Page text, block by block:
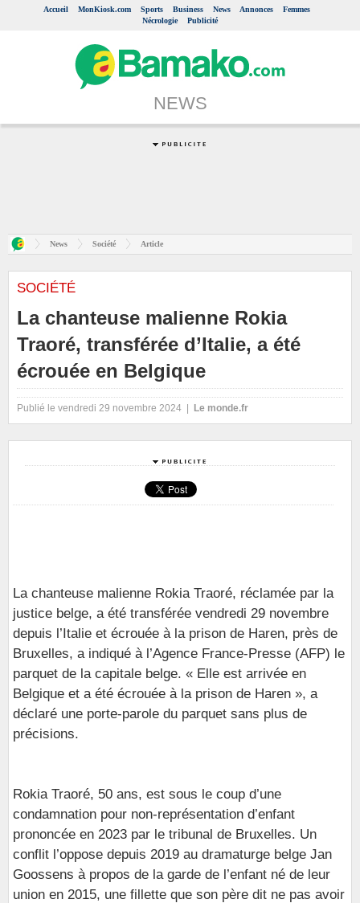
Accueil MonKiosk.com Sports Business News Annonces
Femmes
Nécrologie
Publicité
NEWS
News Société Article
SOCIÉTÉ
La chanteuse malienne Rokia
Traoré, transférée d’Italie, a été
écrouée en Belgique
Publié le vendredi 29 novembre 2024 | Le monde.fr
La chanteuse malienne Rokia Traoré, réclamée par la
justice belge, a été transférée vendredi 29 novembre
depuis l’Italie et écrouée à la prison de Haren, près de
Bruxelles, a indiqué à l’Agence France-Presse (AFP) le
parquet de la capitale belge. « Elle est arrivée en
Belgique et a été écrouée à la prison de Haren », a
déclaré une porte-parole du parquet sans plus de
précisions.
Rokia Traoré, 50 ans, est sous le coup d’une
condamnation pour non-représentation d’enfant
prononcée en 2023 par le tribunal de Bruxelles. Un
conflit l’oppose depuis 2019 au dramaturge belge Jan
Goossens à propos de la garde de l’enfant né de leur
union en 2015, une fillette que son père dit ne pas avoir